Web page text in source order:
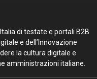
di testate e portali B2B
e dell’Innovazione
la cultura digitale e
amministrazioni italiane.